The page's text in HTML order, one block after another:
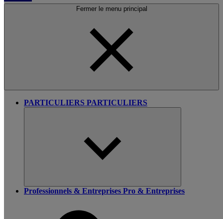
Fermer le menu principal
PARTICULIERS PARTICULIERS
Professionnels & Entreprises Pro & Entreprises